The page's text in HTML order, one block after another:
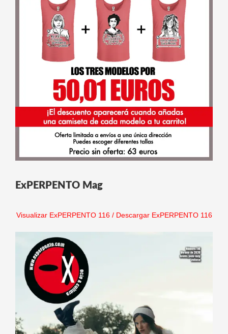
ExPERPENTO Mag
Visualizar ExPERPENTO 116/ Descargar ExPERPENTO 116